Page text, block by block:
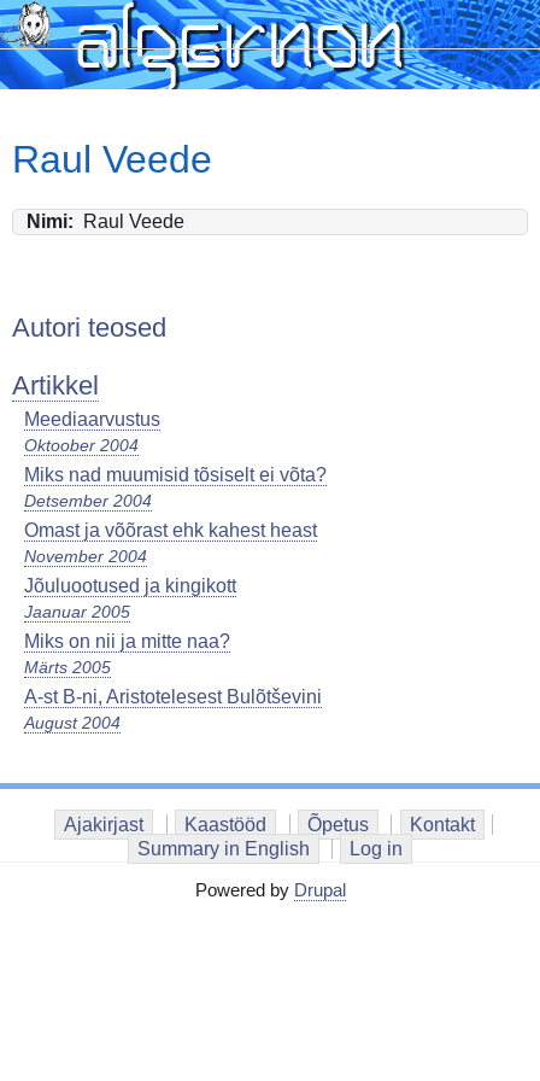
Skip
to
main
content
Raul Veede
Nimi Raul Veede
Autori teosed
Artikkel
Meediaarvustus
Oktoober 2004
Miks nad muumisid tõsiselt ei võta?
Detsember 2004
Omast ja võõrast ehk kahest heast
November 2004
Jõuluootused ja kingikott
Jaanuar 2005
Miks on nii ja mitte naa?
Märts 2005
A-st B-ni, Aristotelesest Bulõtševini
August 2004
Ajakirjast Kaastööd Õpetus
Kontakt
Summary in English
Log in
Powered by Drupal